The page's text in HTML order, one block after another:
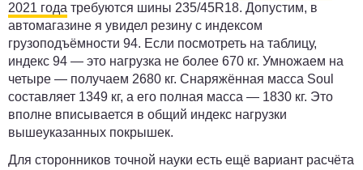
2021 года требуются шины 235/45R18. Допустим, в
автомагазине я увидел резину с индексом
грузоподъёмности 94. Если посмотреть на таблицу,
индекс 94 — это нагрузка не более 670 кг. Умножаем на
четыре — получаем 2680 кг. Снаряжённая масса Soul
составляет 1349 кг, а его полная масса — 1830 кг. Это
вполне вписывается в общий индекс нагрузки
вышеуказанных покрышек.
Для сторонников точной науки есть ещё вариант расчёта